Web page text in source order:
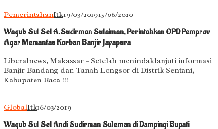
PemerintahanItk19/03/201915/06/2020
Wagub Sul Sel A.Sudirman Sulaiman, Perintahkan OPD Pemprov
Agar Memantau Korban Banjir Jayapura
Liberalnews, Makassar – Setelah menindaklanjuti informasi
Banjir Bandang dan Tanah Longsor di Distrik Sentani,
Kabupaten Baca !!!
GlobalItk16/03/2019
Wagub Sul Sel Andi Sudirman Suleman di Dampingi Bupati